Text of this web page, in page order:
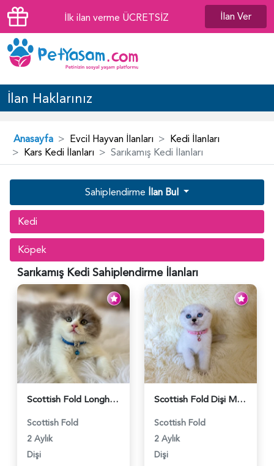
İlk ilan verme ÜCRETSİZ İlan Ver
İlan Haklarınız
Anasayfa Evcil Hayvan İlanları
Kedi İlanları
Kars Kedi İlanları
Sarıkamış Kedi İlanları
Sahiplendirme İlan Bul
Kedi
Köpek
Sarıkamış Kedi Sahiplendirme İlanları
Scottish Fold Longhair Lilac Bi Color 2 Aylık - 5908
Scottish Fold
2 Aylık
Dişi
Scottish Fold Dişi Mükemmel Yavrumuz - 5909
Scottish Fold
2 Aylık
Dişi